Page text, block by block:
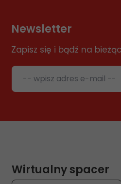
Newsletter
Zapisz się i bądź na
-- wpisz adres e-mail --
Wirtualny spacer